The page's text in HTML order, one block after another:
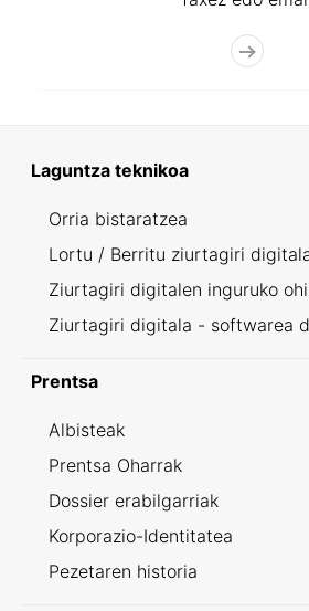
Laguntza teknikoa
Orria bistaratzea
Lortu / Berritu ziurtagiri
Ziurtagiri digitalen inguruko
Ziurtagiri digitala - softwarea
Prentsa
Albisteak
Prentsa Oharrak
Dossier erabilgarriak
Korporazio-Identitatea
Pezetaren historia